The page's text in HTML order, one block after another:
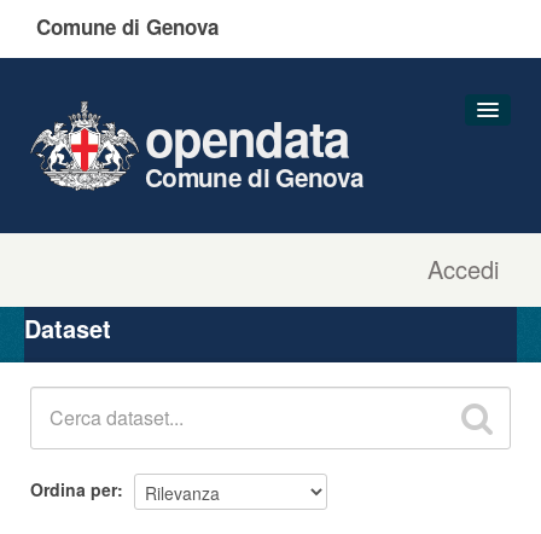
Comune di Genova
Accedi
opendata
Comune di Genova
Organizzazioni
Gruppi
Dataset
Ordina per